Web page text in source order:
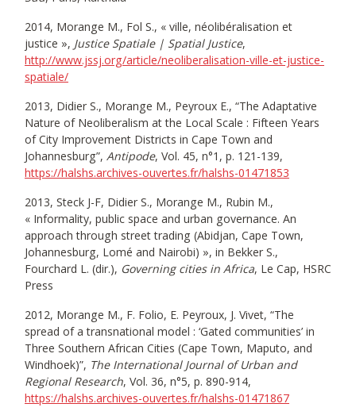
2014, Morange M., Fol S., « ville, néolibéralisation et
justice », Justice Spatiale | Spatial Justice,
http://www.jssj.org/article/neoliberalisation-ville-et-justice-
spatiale/
2013, Didier S., Morange M., Peyroux E., “The Adaptative
Nature of Neoliberalism at the Local Scale : Fifteen Years
of City Improvement Districts in Cape Town and
Johannesburg”, Antipode, Vol. 45, n°1, p. 121-139,
https://halshs.archives-ouvertes.fr/halshs-01471853
2013, Steck J-F, Didier S., Morange M., Rubin M.,
« Informality, public space and urban governance. An
approach through street trading (Abidjan, Cape Town,
Johannesburg, Lomé and Nairobi) », in Bekker S.,
Fourchard L. (dir.), Governing cities in Africa, Le Cap, HSRC
Press
2012, Morange M., F. Folio, E. Peyroux, J. Vivet, “The
spread of a transnational model : ‘Gated communities’ in
Three Southern African Cities (Cape Town, Maputo, and
Windhoek)”, The International Journal of Urban and
Regional Research, Vol. 36, n°5, p. 890-914,
https://halshs.archives-ouvertes.fr/halshs-01471867